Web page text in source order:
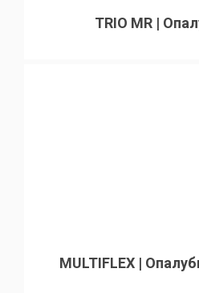
TRIO MR |
MULTIFLEX |